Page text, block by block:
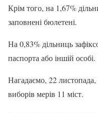
Крім того, на 1,67%
заповнені бюлетені.
На 0,83% дільниць
паспорта або іншій особі.
Нагадаємо, 22
виборів мерів 11 міст.